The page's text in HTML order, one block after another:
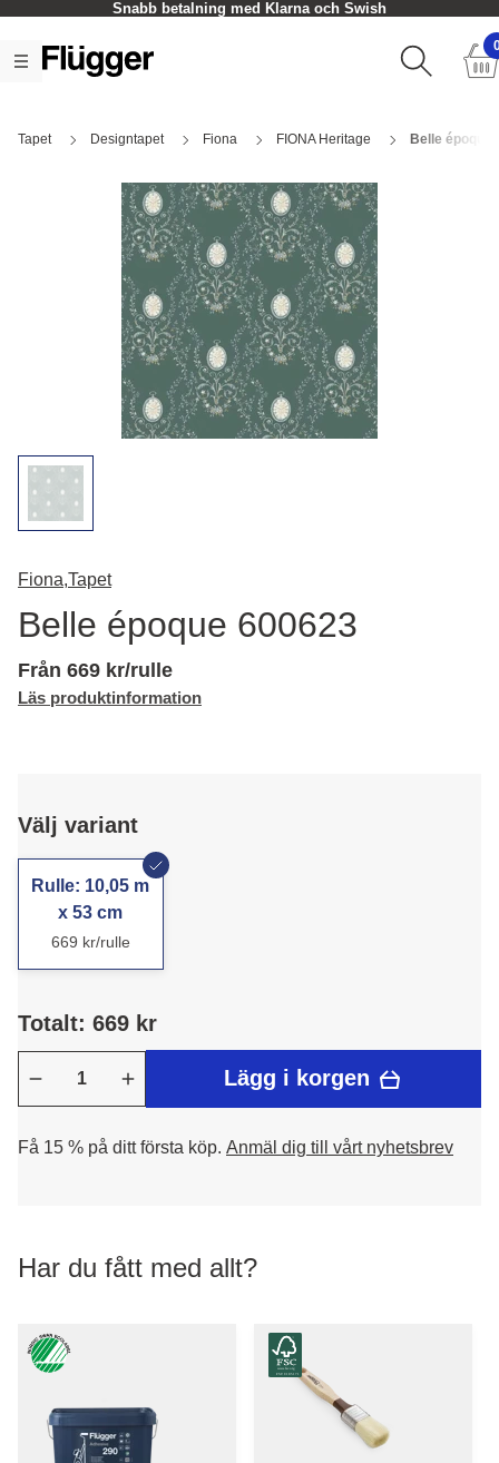
Snabb betalning med Klarna och Swish
Tapet Designtapet Fiona FIONA Heritage Belle époque
Fiona,Tapet
Belle époque 600623
Från 669 kr/rulle
Läs produktinformation
Välj variant
Rulle: 10,05 m
x 53 cm
669 kr/rulle
Totalt: 669 kr
Lägg i korgen
Få 15 % på ditt första köp. Anmäl dig till vårt nyhetsbrev
Har du fått med allt?